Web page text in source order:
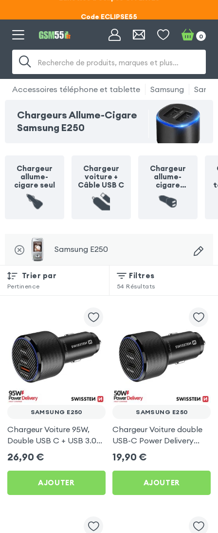
Lunettes d'éclipse OFFERTES
Recherche de produits, marques et plus…
0
Accessoires téléphone et tablette Samsung
Chargeurs Allume-Cigare
Samsung E250
Chargeur
allume-
cigare seul
Chargeur
voiture +
Câble USB C
Chargeur
allume-
cigare
Samsung E250
Trier par
Pertinence
Filtres
54 Résultats
SAMSUNG E250
Chargeur Voiture 95W,
Double USB C + USB 3.0
pour Samsung E250
26,90 €
AJOUTER
SAMSUNG E250
Chargeur Voiture double
USB-C Power Delivery
50W - Swissten pour
Samsung E250
19,90 €
AJOUTER